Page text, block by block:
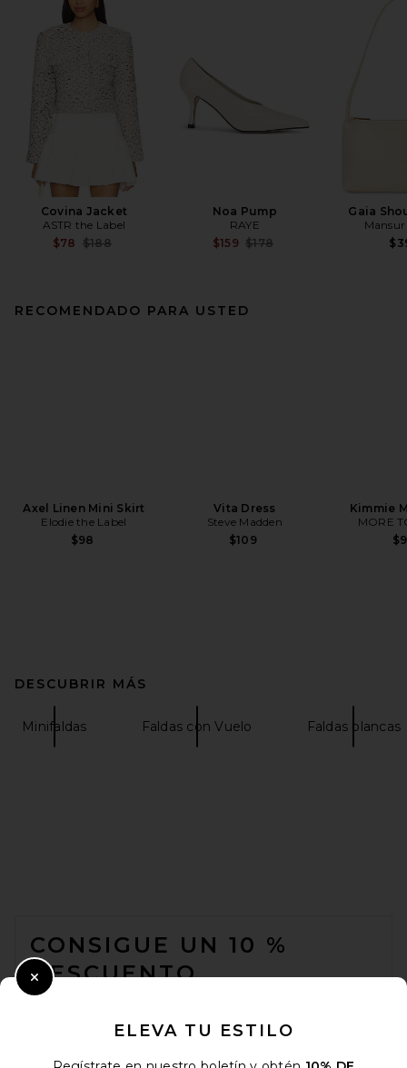
Covina Jacket
ASTR the Label
$78 Previous price:
$188
Noa Pump
RAYE
$159 Previous price:
$178
Gaia
RECOMENDADO PARA USTED
Axel Linen Mini Skirt
Elodie the Label
$98
Vita Dress
Steve Madden
$109
Kimmie
MORE
DESCUBRIR MÁS
Minifaldas Faldas con Vuelo Faldas blancas
CONSIGUE UN 10 %
DESCUENTO
electrónico. Puede retirarse en cualquier momento.
ELEVA TU ESTILO
Close Modal